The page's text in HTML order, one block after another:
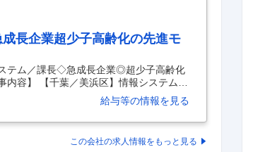
長企業超少子高齢化の先進モ
テム／課長◇急成長企業◎超少子高齢化
容】 【千葉／美浜区】情報システム／
／社会貢献型事業を展開 【具体的な仕
社会福祉事業を展開／人の暮らしを支え
活用した社内DX推進ポジション ◇Goo
、障がい福祉事業を中心に圧倒的な…
給与等の情報を見る
この会社の求人情報をもっと見る